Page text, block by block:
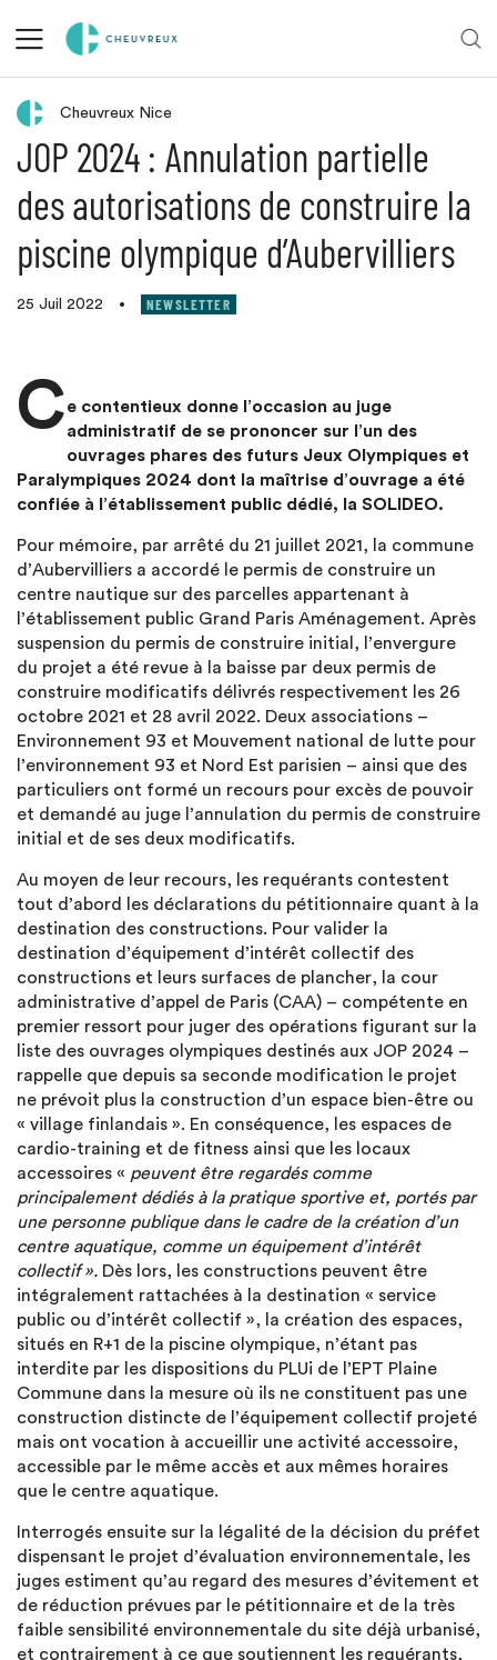
Retour aux actualités
Cheuvreux Nice
JOP 2024 : Annulation partielle
des autorisations de construire la
piscine olympique d’Aubervilliers
25 Juil 2022 • NEWSLETTER
Ce contentieux donne l’occasion au juge
administratif de se prononcer sur l’un des
ouvrages phares des futurs Jeux Olympiques et
Paralympiques 2024 dont la maîtrise d’ouvrage a été
confiée à l’établissement public dédié, la SOLIDEO.
Pour mémoire, par arrêté du 21 juillet 2021, la commune
d’Aubervilliers a accordé le permis de construire un
centre nautique sur des parcelles appartenant à
l’établissement public Grand Paris Aménagement. Après
suspension du permis de construire initial, l’envergure
du projet a été revue à la baisse par deux permis de
construire modificatifs délivrés respectivement les 26
octobre 2021 et 28 avril 2022. Deux associations –
Environnement 93 et Mouvement national de lutte pour
l’environnement 93 et Nord Est parisien – ainsi que des
particuliers ont formé un recours pour excès de pouvoir
et demandé au juge l’annulation du permis de construire
initial et de ses deux modificatifs.
Au moyen de leur recours, les requérants contestent
tout d’abord les déclarations du pétitionnaire quant à la
destination des constructions. Pour valider la
destination d’équipement d’intérêt collectif des
constructions et leurs surfaces de plancher, la cour
administrative d’appel de Paris (CAA) – compétente en
premier ressort pour juger des opérations figurant sur la
liste des ouvrages olympiques destinés aux JOP 2024 –
rappelle que depuis sa seconde modification le projet
ne prévoit plus la construction d’un espace bien-être ou
« village finlandais ». En conséquence, les espaces de
cardio-training et de fitness ainsi que les locaux
accessoires « peuvent être regardés comme
principalement dédiés à la pratique sportive et, portés par
une personne publique dans le cadre de la création d’un
centre aquatique, comme un équipement d’intérêt
collectif ». Dès lors, les constructions peuvent être
intégralement rattachées à la destination « service
public ou d’intérêt collectif », la création des espaces,
situés en R+1 de la piscine olympique, n’étant pas
interdite par les dispositions du PLUi de l’EPT Plaine
Commune dans la mesure où ils ne constituent pas une
construction distincte de l’équipement collectif projeté
mais ont vocation à accueillir une activité accessoire,
accessible par le même accès et aux mêmes horaires
que le centre aquatique.
Interrogés ensuite sur la légalité de la décision du préfet
dispensant le projet d’évaluation environnementale, les
juges estiment qu’au regard des mesures d’évitement et
de réduction prévues par le pétitionnaire et de la très
faible sensibilité environnementale du site déjà urbanisé,
et contrairement à ce que soutiennent les requérants,